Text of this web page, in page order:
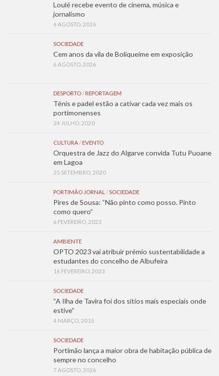
Loulé recebe evento de cinema, música e
jornalismo
6 AGOSTO, 2026
SOCIEDADE
Cem anos da vila de Boliqueime em exposição
6 AGOSTO, 2026
DESPORTO/ REPORTAGEM
Ténis e padel estão a cativar cada vez mais os
portimonenses
24 JULHO, 2020
CULTURA/ EVENTO
Orquestra de Jazz do Algarve convida Tutu Puoane
em Lagoa
25 SETEMBRO, 2020
PORTIMÃO JORNAL /SOCIEDADE
Pires de Sousa: “Não pinto como posso. Pinto
como quero”
6 FEVEREIRO, 2023
AMBIENTE
OPTO 2023 vai atribuir prémio sustentabilidade a
estudantes do concelho de Albufeira
16 FEVEREIRO, 2023
SOCIEDADE
“A Ilha de Tavira foi dos sítios mais especiais onde
estive”
4 MARÇO, 2015
SOCIEDADE
Portimão lança a maior obra de habitação pública de
sempre no concelho
7 AGOSTO, 2026